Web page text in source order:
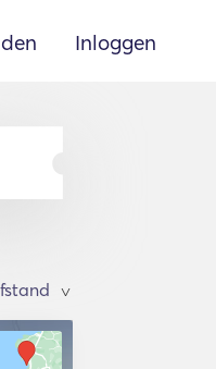
Inloggen
>